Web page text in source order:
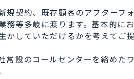
規契約、既存顧客のアフターフ
務等多岐に渡ります。基本的に
かしていただけるかを考えてご
常設のコールセンターを絡めた